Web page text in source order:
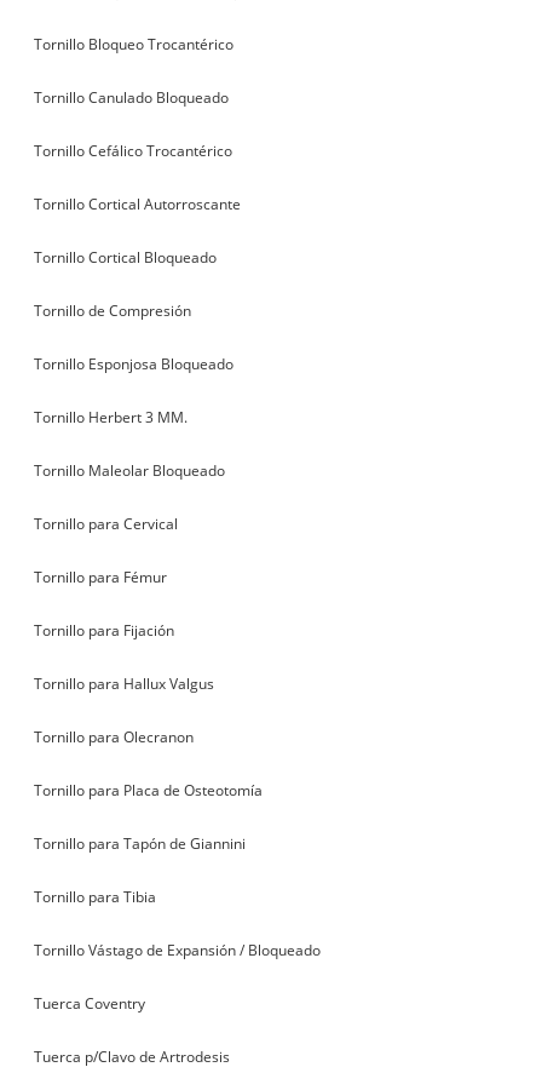
Tornillo Bloqueo Trocantérico
Tornillo Canulado Bloqueado
Tornillo Cefálico Trocantérico
Tornillo Cortical Autorroscante
Tornillo Cortical Bloqueado
Tornillo de Compresión
Tornillo Esponjosa Bloqueado
Tornillo Herbert 3 MM.
Tornillo Maleolar Bloqueado
Tornillo para Cervical
Tornillo para Fémur
Tornillo para Fijación
Tornillo para Hallux Valgus
Tornillo para Olecranon
Tornillo para Placa de Osteotomía
Tornillo para Tapón de Giannini
Tornillo para Tibia
Tornillo Vástago de Expansión / Bloqueado
Tuerca Coventry
Tuerca p/Clavo de Artrodesis